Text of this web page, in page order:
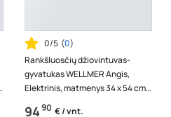
0/5 (0)
Rankšluosčių džiovintuvas-
gyvatukas WELLMER Angis,
Elektrinis, matmenys 34 x 54 cm,
2 bangų, nerūdijančio plieno,
9490 € / vnt.